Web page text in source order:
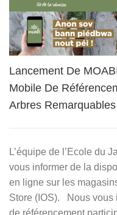
Lancement De
Mobile De
Arbres
L’équipe de l’Ecole du
vous informer de la
en ligne sur les
Store (IOS). Nous vous
de référencement